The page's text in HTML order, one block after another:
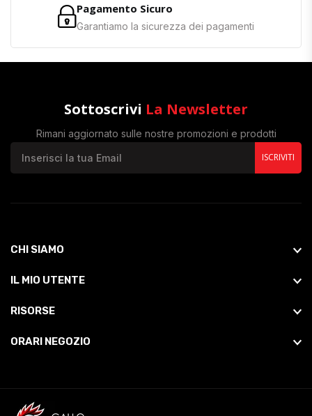
Pagamento Sicuro
Garantiamo la sicurezza dei pagamenti
Sottoscrivi La Newsletter
Rimani aggiornato sulle nostre promozioni e prodotti
ISCRIVITI
CHI SIAMO
IL MIO UTENTE
RISORSE
ORARI NEGOZIO